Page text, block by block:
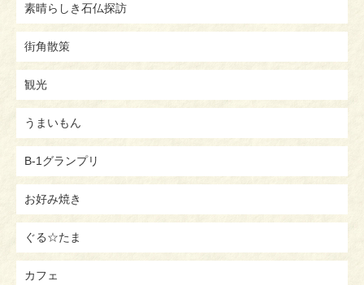
素晴らしき石仏探訪
街角散策
観光
うまいもん
B-1グランプリ
お好み焼き
ぐる☆たま
カフェ